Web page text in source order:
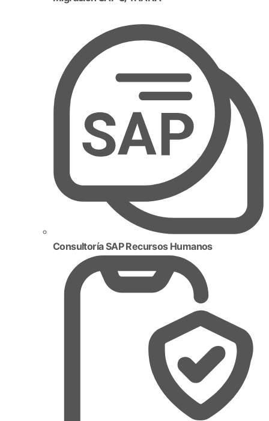
Consultoría SAP Recursos Humanos